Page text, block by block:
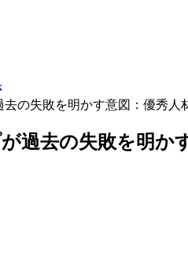
の失敗を明かす意図：優秀人
過去の失敗を明か